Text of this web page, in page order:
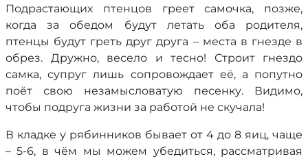
Подрастающих птенцов греет самочка, позже,
когда за обедом будут летать оба родителя,
птенцы будут греть друг друга – места в гнезде в
обрез. Дружно, весело и тесно! Строит гнездо
самка, супруг лишь сопровождает её, а попутно
поёт свою незамысловатую песенку. Видимо,
чтобы подруга жизни за работой не скучала!
В кладке у рябинников бывает от 4 до 8 яиц, чаще
– 5-6, в чём мы можем убедиться, рассматривая